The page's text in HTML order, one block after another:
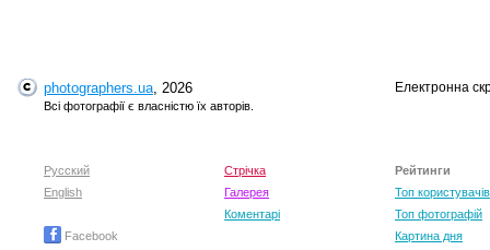
photographers.ua, 2026
Всі фотографії є власністю їх авторів.
Електронна
Русский
English
Facebook
Стрічка
Галерея
Коментарі
Рейтинги
Топ користувачів
Топ фотографій
Картина дня